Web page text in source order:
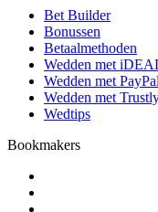
Bet Builder
Bonussen
Betaalmethoden
Wedden met
Wedden met PayPal
Wedden met
Wedtips
Bookmakers